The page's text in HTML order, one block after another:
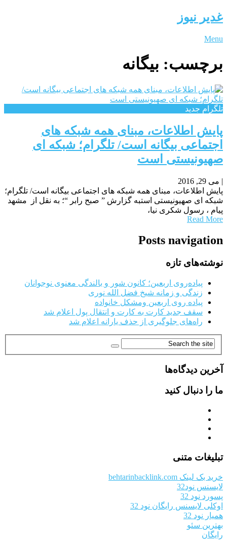
غدیر نیوز
Menu
برچسب: بیگانه
تلگرام جدید
پایش اطلاعات، مبنای همه شبکه های
اجتماعی بیگانه است/ تلگرام؛ شبکه ای
صهیونیستی است
| می 29, 2016
پایش اطلاعات، مبنای همه شبکه های اجتماعی بیگانه است/ تلگرام؛
شبکه ای صهیونیستی استبه گزارش ” صبح رابر “؛ به نقل از مشهد
پیام ، رسول شکری نیا،
Read More
Posts navigation
نوشته‌های تازه
پیاده‌روی اربعین؛ کانون شور و بالندگی معنوی نوجوانان
زندگی و زمانه شیخ فضل الله نوری
پیاده روی اربعین ومشکل خانواده
سقف جدید کارت به کارت و انتقال پول اعلام شد
راه‌های جلوگیری از حذف یارانه اعلام شد
آخرین دیدگاه‌ها
ما را دنبال کنید
تبلیغات متنی
خرید بک لینک behtarinbacklink.com
لایسنس نود32
پسورد نود 32
اوکلی لایسنس رایگان نود 32
همیار نود 32
بهترین سئو
رایگان